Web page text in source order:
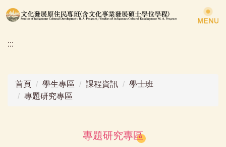
跳
到
要
:::
首頁 學生專區 課程資訊
學士班
專題研究專區
專題研究專區